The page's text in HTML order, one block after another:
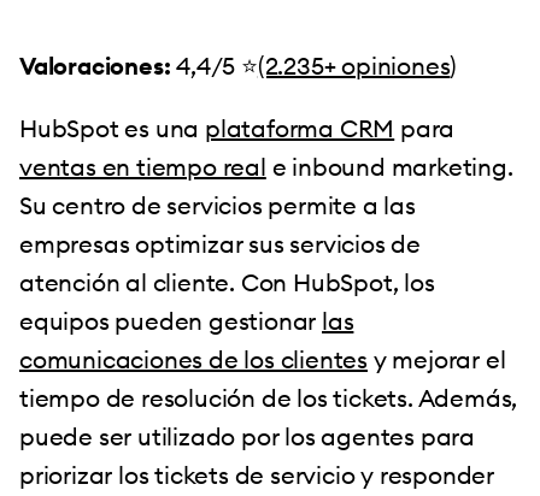
Valoraciones: 4,4/5 ⭐️(2.235+ opiniones)
HubSpot es una plataforma CRM para
ventas en tiempo real e inbound marketing.
Su centro de servicios permite a las
empresas optimizar sus servicios de
atención al cliente. Con HubSpot, los
equipos pueden gestionar las
comunicaciones de los clientes y mejorar el
tiempo de resolución de los tickets. Además,
puede ser utilizado por los agentes para
priorizar los tickets de servicio y responder